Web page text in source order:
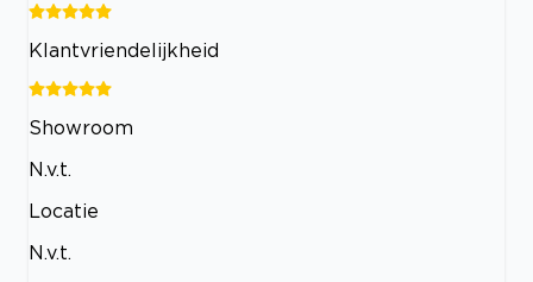
Klantvriendelijkheid
Showroom
N.v.t.
Locatie
N.v.t.